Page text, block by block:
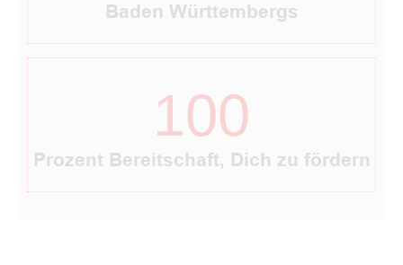
Baden Württembergs
100
Prozent Bereitschaft, Dich zu fördern